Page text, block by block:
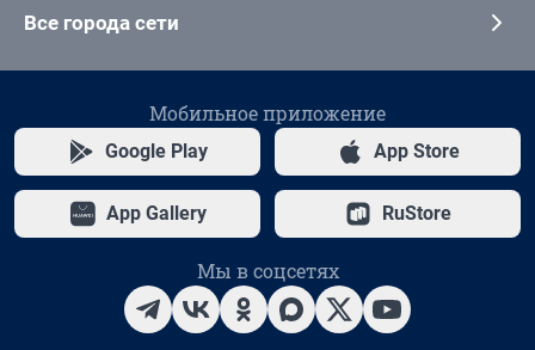
Все города сети
Мобильное приложение
Google Play App Store
App Gallery RuStore
Мы в соцсетях